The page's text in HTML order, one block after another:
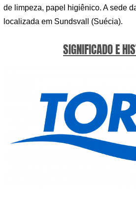
de limpeza, papel higiênico. A sede
localizada em Sundsvall (Suécia).
SIGNIFICADO E